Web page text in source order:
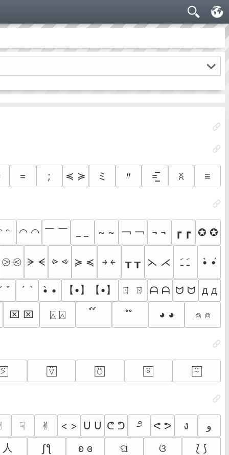
= ; ≼ ≽ ミ 〃 =͟͟͞͞ ꐦ ≡
ᵔ ◠ ◠ ￣ ￣ ~ ~ ￢ ￢ ¬ ¬ ┏ ┏ ✪ ✪
⧁ ⧀ ᗒ ᗕ ⩺ ⩹ ≽ ≼ ￫ ￩ ┰ ┰ ⋋ ⋌ ﹷ ﹷ •̀ •́
ˇ ´ ` •̀ • 【•】【•】 ㄖ ㄖ ᗩ ᗩ ᗢ ᗢ д д
⌧︎ ⌧︎ ⍓︎ ⍓︎ ํ ํ ◕ ◕ ⍝ ⍝
⍩⃞ ⍢⃞ ⍥⃞ ⍤⃞ ⍨⃞
☟︎ ✌︎ < > ᑌ ᑌ ᕦ ᕤ ೨ ᕙ ᕗ ง
و
人 ʃƪ ʚ ɞ ଘ ଓ ⟅ ⟆